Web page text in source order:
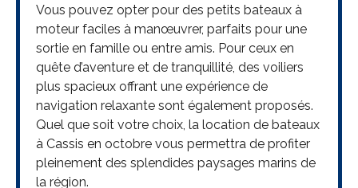
Vous pouvez opter pour des petits bateaux à
moteur faciles à manœuvrer, parfaits pour une
sortie en famille ou entre amis. Pour ceux en
quête d’aventure et de tranquillité, des voiliers
plus spacieux offrant une expérience de
navigation relaxante sont également proposés.
Quel que soit votre choix, la location de bateaux
à Cassis en octobre vous permettra de profiter
pleinement des splendides paysages marins de
la région.